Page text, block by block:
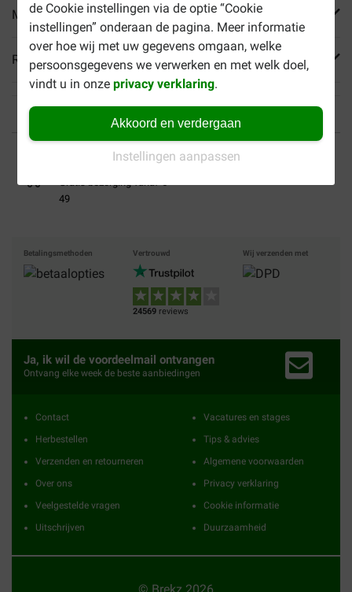
de Cookie instellingen via de optie “Cookie
instellingen” onderaan de pagina. Meer informatie
over hoe wij met uw gegevens omgaan, welke
persoonsgegevens we verwerken en met welk doel,
vindt u in onzeprivacy verklaring.
Akkoord en verdergaan
Instellingen aanpassen
Meer informatie
Reviews
Tot 40% goedkoper Veilig betalen
Gratis bezorging vanaf €
49
Betalingsmethoden Vertrouwd
24569 reviews
Wij verzenden met
Ja, ik wil de voordeelmail ontvangen
Ontvang elke week de beste aanbiedingen
Contact
Herbestellen
Verzenden en retourneren
Over ons
Veelgestelde vragen
Uitschrijven
Vacatures en stages
Tips & advies
Algemene voorwaarden
Privacy verklaring
Cookie informatie
Duurzaamheid